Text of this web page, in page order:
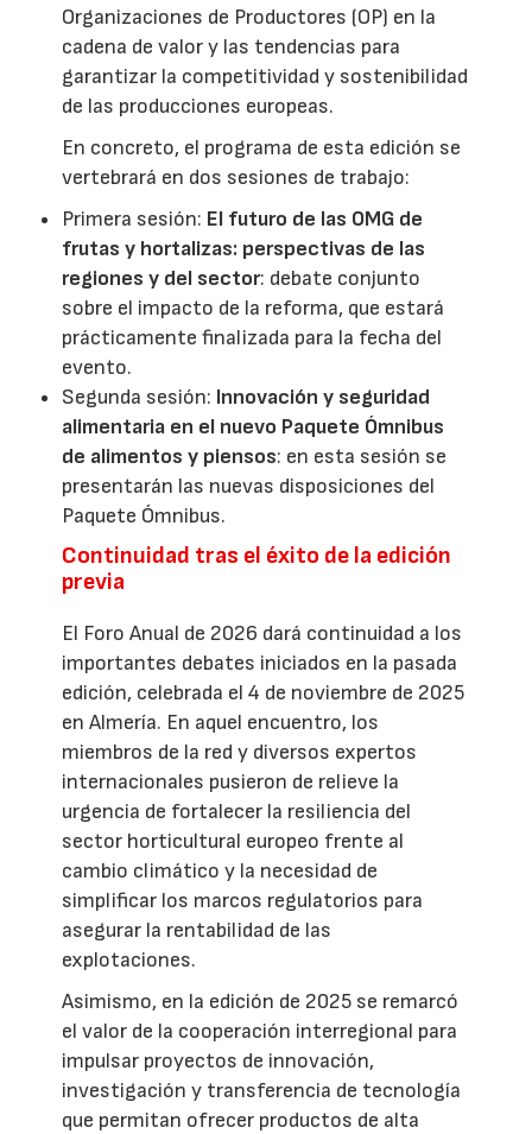
Organizaciones de Productores (OP) en la
cadena de valor y las tendencias para
garantizar la competitividad y sostenibilidad
de las producciones europeas.
En concreto, el programa de esta edición se
vertebrará en dos sesiones de trabajo:
Primera sesión: El futuro de las OMG de
frutas y hortalizas: perspectivas de las
regiones y del sector: debate conjunto
sobre el impacto de la reforma, que estará
prácticamente finalizada para la fecha del
evento.
Segunda sesión: Innovación y seguridad
alimentaria en el nuevo Paquete Ómnibus
de alimentos y piensos: en esta sesión se
presentarán las nuevas disposiciones del
Paquete Ómnibus.
Continuidad tras el éxito de la edición
previa
El Foro Anual de 2026 dará continuidad a los
importantes debates iniciados en la pasada
edición, celebrada el 4 de noviembre de 2025
en Almería. En aquel encuentro, los
miembros de la red y diversos expertos
internacionales pusieron de relieve la
urgencia de fortalecer la resiliencia del
sector horticultural europeo frente al
cambio climático y la necesidad de
simplificar los marcos regulatorios para
asegurar la rentabilidad de las
explotaciones.
Asimismo, en la edición de 2025 se remarcó
el valor de la cooperación interregional para
impulsar proyectos de innovación,
investigación y transferencia de tecnología
que permitan ofrecer productos de alta